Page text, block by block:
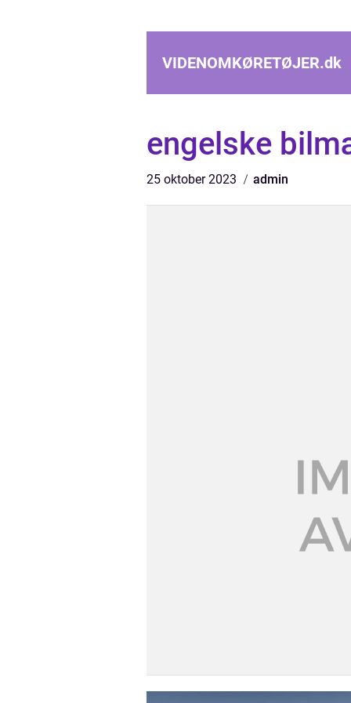
VIDENOMKØRETØJER.dk
engelske
25 oktober 2023 admin